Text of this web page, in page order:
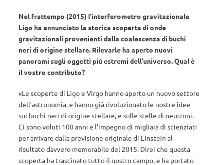
Nel frattempo (2015) l’interferometro gravitazionale
Ligo ha annunciato la storica scoperta di onde
gravitazionali provenienti dalla coalescenza di buchi
neri di origine stellare. Rilevarle ha aperto nuovi
panorami sugli oggetti più estremi dell’universo. Qual è
il vostro contributo?
«Le scoperte di Ligo e Virgo hanno aperto un nuovo settore
dell’astronomia, e hanno già rivoluzionato le nostre idee
sui buchi neri di origine stellare, e sulle stelle di neutroni.
Ci sono voluti 100 anni e l’impegno di migliaia di scienziati
per arrivare dalla previsione originale di Einstein al
risultato davvero memorabile del 2015. Direi che questa
scoperta ha trascinato tutto il nostro campo, e ha portato